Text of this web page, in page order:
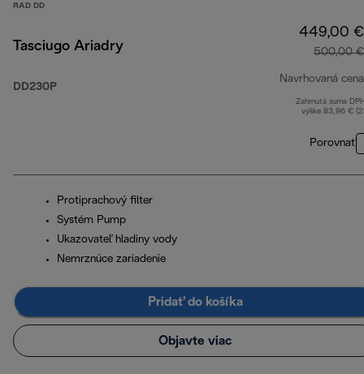
RAD DD
Tasciugo Ariadry
DD230P
449,00 €
500,00 €
Navrhovaná cena
Zahrnutá suma
výške 83,96 €
Porovnať
Protiprachový filter
Systém Pump
Ukazovateľ hladiny vody
Nemrznúce zariadenie
Pridať do košíka
Objavte viac